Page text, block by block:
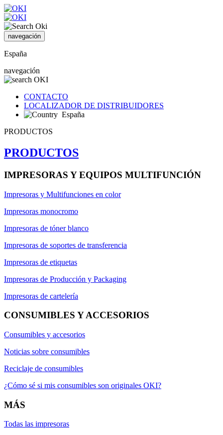
navegación
España
navegación
CONTACTO
LOCALIZADOR DE DISTRIBUIDORES
España
PRODUCTOS
PRODUCTOS
IMPRESORAS Y EQUIPOS MULTIFUNCIÓN
Impresoras y Multifunciones en color
Impresoras monocromo
Impresoras de tóner blanco
Impresoras de soportes de transferencia
Impresoras de etiquetas
Impresoras de Producción y Packaging
Impresoras de cartelería
CONSUMIBLES Y ACCESORIOS
Consumibles y accesorios
Noticias sobre consumibles
Reciclaje de consumibles
¿Cómo sé si mis consumibles son originales OKI?
MÁS
Todas las impresoras